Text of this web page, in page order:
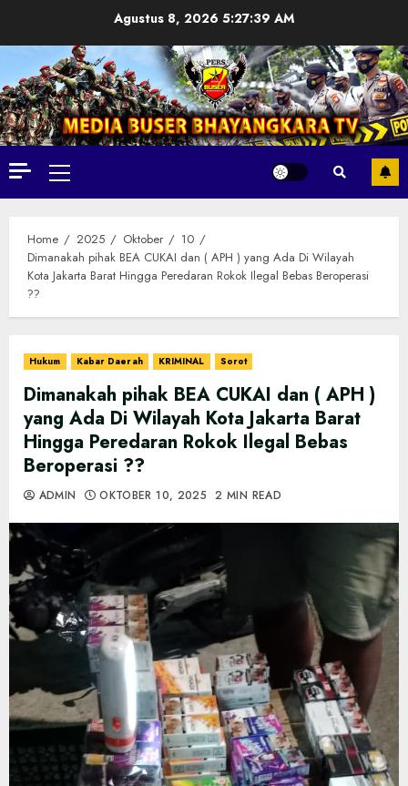
Agustus 8, 20265:27:41 AM
Primary
Menu
Home 2025 Oktober
10
Dimanakah pihak BEA CUKAI dan ( APH ) yang Ada Di Wilayah
Kota Jakarta Barat Hingga Peredaran Rokok Ilegal Bebas Beroperasi
??
Hukum Kabar Daerah KRIMINAL Sorot
Dimanakah pihak BEA CUKAI dan ( APH )
yang Ada Di Wilayah Kota Jakarta Barat
Hingga Peredaran Rokok Ilegal Bebas
Beroperasi ??
ADMIN OKTOBER 10, 2025 2 MIN READ